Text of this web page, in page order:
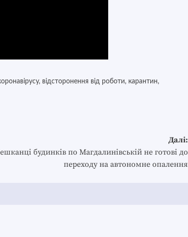
, відсторонення від роботи, карантин,
Далі:
будинків по Магдалинівській не готові до
переходу на автономне опалення